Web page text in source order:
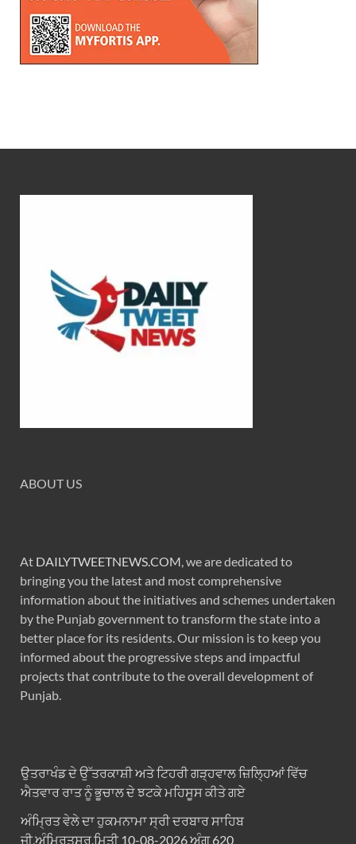
ABOUT US
At DAILYTWEETNEWS.COM, we are dedicated to
bringing you the latest and most comprehensive
information about the initiatives and schemes undertaken
by the Punjab government to transform the state into a
better place for its residents. Our mission is to keep you
informed about the progressive steps and impactful
projects that contribute to the overall development of
Punjab.
ਉਤਰਾਖੰਡ ਦੇ ਉੱਤਰਕਾਸ਼ੀ ਅਤੇ ਟਿਹਰੀ ਗੜ੍ਹਵਾਲ ਜ਼ਿਲ੍ਹਿਆਂ ਵਿੱਚ
ਐਤਵਾਰ ਰਾਤ ਨੂੰ ਭੂਚਾਲ ਦੇ ਝਟਕੇ ਮਹਿਸੂਸ ਕੀਤੇ ਗਏ
ਅੰਮ੍ਰਿਤ ਵੇਲੇ ਦਾ ਹੁਕਮਨਾਮਾ ਸ੍ਰੀ ਦਰਬਾਰ ਸਾਹਿਬ
ਜੀ,ਅੰਮ੍ਰਿਤਸਰ,ਮਿਤੀ 10-08-2026 ਅੰਗ 620